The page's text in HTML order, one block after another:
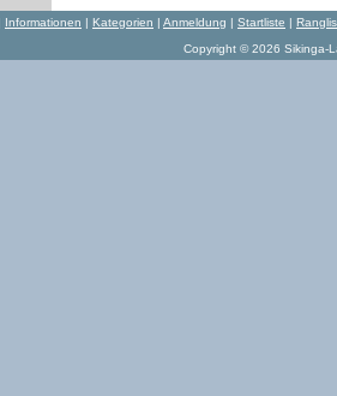
Informationen | Kategorien | Anmeldung | Startliste |
Copyright © 2026 Sikinga-